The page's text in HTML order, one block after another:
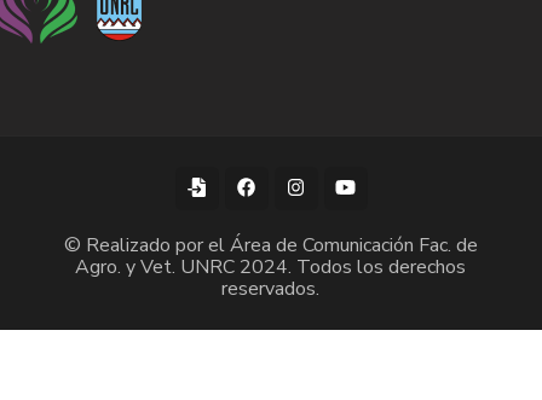
© Realizado por el Área de Comunicación Fac. de
Agro. y Vet. UNRC 2024. Todos los derechos
reservados.